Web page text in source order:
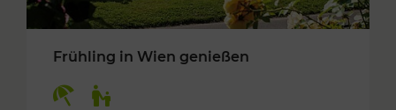
Frühling in Wien genießen